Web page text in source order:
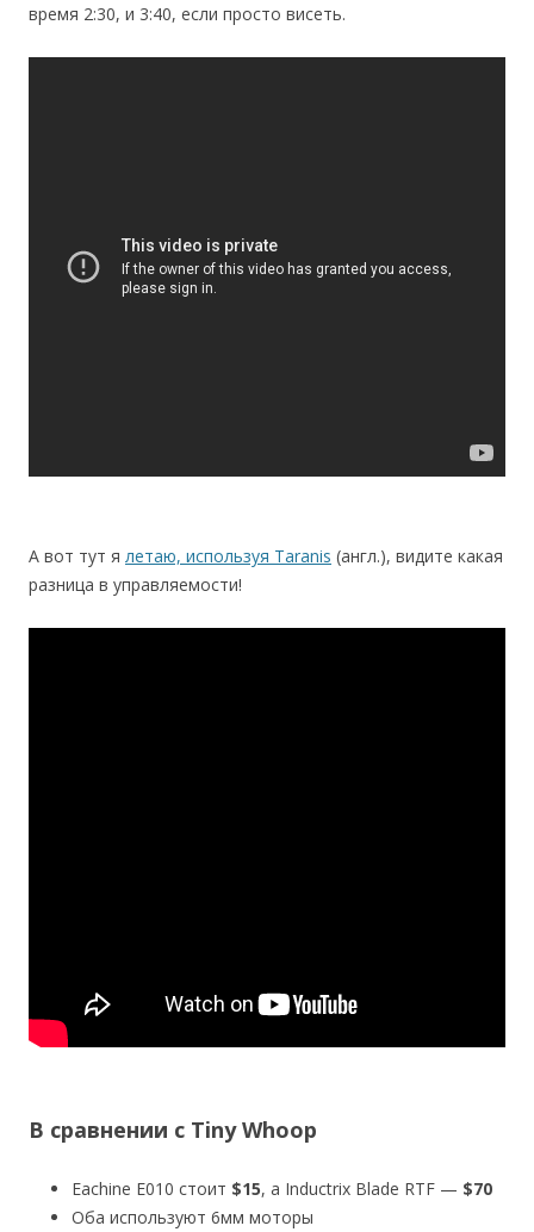
время 2:30, и 3:40, если просто висеть.
А вот тут я летаю, используя Taranis (англ.), видите какая
разница в управляемости!
В сравнении с Tiny Whoop
Eachine E010 стоит $15, а Inductrix Blade RTF — $70
Оба используют 6мм моторы